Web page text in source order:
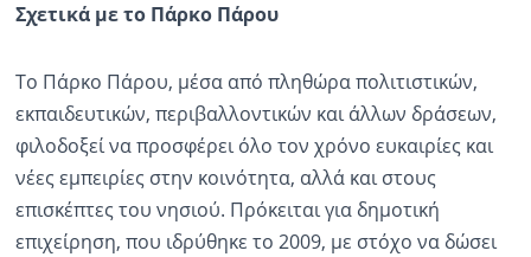
Σχετικά με το Πάρκο Πάρου
Το Πάρκο Πάρου, μέσα από πληθώρα πολιτιστικών,
εκπαιδευτικών, περιβαλλοντικών και άλλων δράσεων,
φιλοδοξεί να προσφέρει όλο τον χρόνο ευκαιρίες και
νέες εμπειρίες στην κοινότητα, αλλά και στους
επισκέπτες του νησιού. Πρόκειται για δημοτική
επιχείρηση, που ιδρύθηκε το 2009, με στόχο να δώσει